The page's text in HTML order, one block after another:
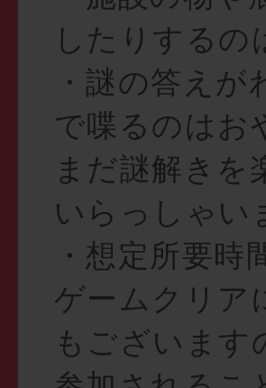
したりする
・謎の答え
で喋るのはお
まだ謎解きを
いらっしゃい
・想定所要
ゲームクリア
もございます